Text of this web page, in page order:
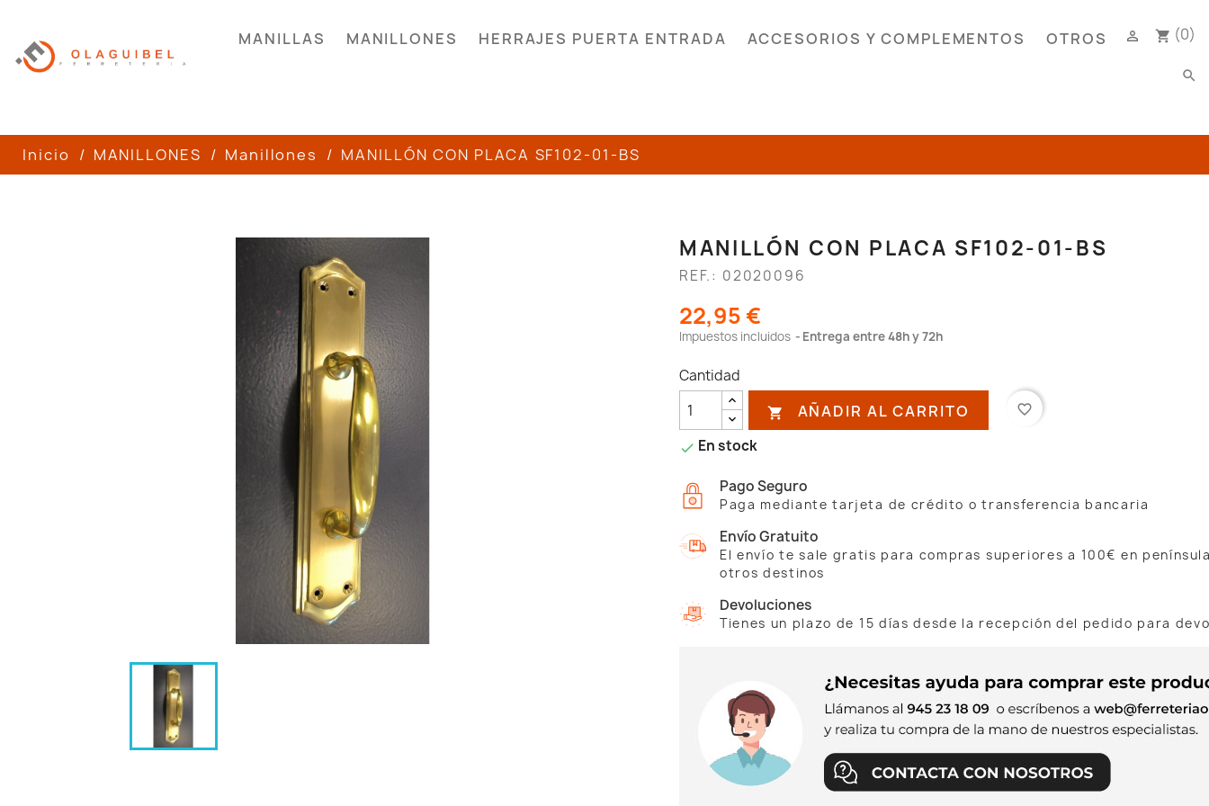
MANILLAS MANILLONES HERRAJES PUERTA ENTRADA ACCESORIOS Y COMPLEMENTOS OTROS shopping_cart (0)

search
Inicio MANILLONES Manillones MANILLÓN CON PLACA SF102-01-BS
MANILLÓN CON PLACA SF102-01-BS
REF.: 02020096
22,95 €
Impuestos incluidos Entrega entre 48h y 72h
Cantidad
 AÑADIR AL CARRITO favorite_border
 En stock
Pago Seguro
Paga mediante tarjeta de crédito o transferencia bancaria
Envío Gratuito
El envío te sale gratis para compras superiores a 100€ en
otros destinos
Devoluciones
Tienes un plazo de 15 días desde la recepción del pedido para